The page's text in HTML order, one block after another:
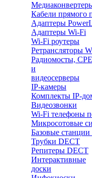
Кабели прямого
Адаптеры
Адаптеры Wi-Fi
Wi-Fi роутеры
Ретрансляторы
Радиомосты,
видеосерверы
IP-камеры
Комплекты IP-
Видеозвонки
Wi-Fi телефоны
Микросотовые
Базовые
Трубки DECT
Репитеры DECT
Интерактивные
доски